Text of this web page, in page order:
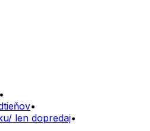
len dopredaj